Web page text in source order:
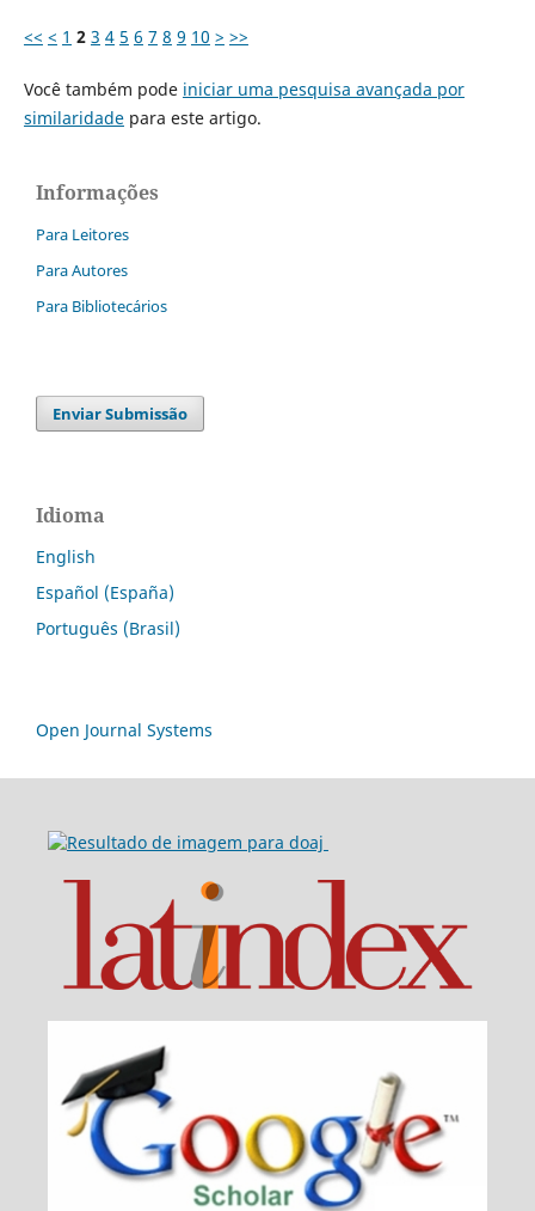
<< < 1 2 3 4 5 6 7 8 9 10 > >>
Você também pode iniciar uma pesquisa avançada por
similaridadepara este artigo.
Informações
Para Leitores
Para Autores
Para Bibliotecários
Enviar Submissão
Idioma
English
Español (España)
Português (Brasil)
Open Journal Systems